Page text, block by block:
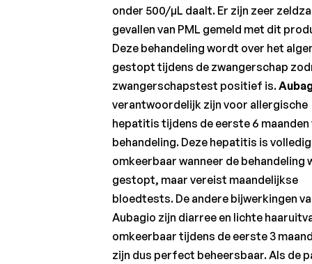
Omgevingsfactoren
voor vatbaarheid
Comorbiditeiten
waargenomen
Immunomodulerende
behandelingen voor
relapsing-remitting
Bijwerkingen van
immunomodulerende
behandelingen
onder 500/µL daalt. Er zijn zeer
gevallen van PML gemeld met dit
Deze behandeling wordt over het
gestopt tijdens de zwangerschap
zwangerschapstest positief is.
verantwoordelijk zijn voor allergische
hepatitis tijdens de eerste 6 maanden
behandeling. Deze hepatitis is volledig
omkeerbaar wanneer de behandeling
gestopt, maar vereist maandelijkse
bloedtests. De andere bijwerkingen
Aubagio zijn diarree en lichte
omkeerbaar tijdens de eerste 3
zijn dus perfect beheersbaar. Als de